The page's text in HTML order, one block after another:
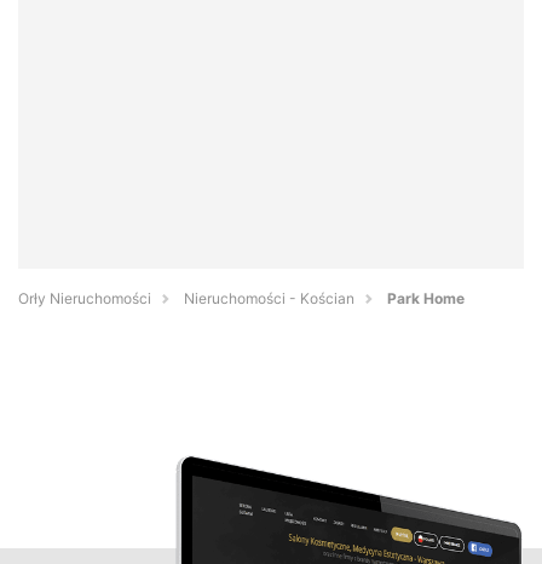
Orły Nieruchomości Nieruchomości - Kościan Park Home